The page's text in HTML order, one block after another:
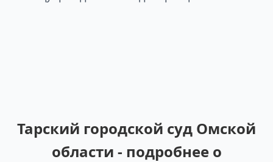
Тарский городской суд Омской
области - подробнее о